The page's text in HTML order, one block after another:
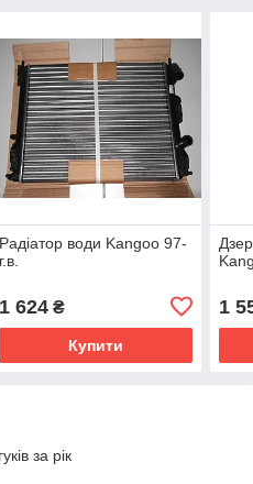
Радіатор води Kangoo 97-
г.в.
1 624₴
Купити
1
за рік